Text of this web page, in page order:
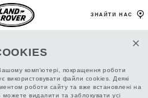
комп’ютері, покращення роботи
використовувати файли cookies. Деякі
роботи сайту та вже встановлені на
видалити та заблокувати усі
ЗНАЙТИ НАС
PREMIUM